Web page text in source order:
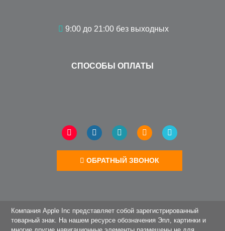
Компания Apple Inc представляет собой зарегистрированный
товарный знак. На нашем ресурсе обозначения Эпл, картинки и